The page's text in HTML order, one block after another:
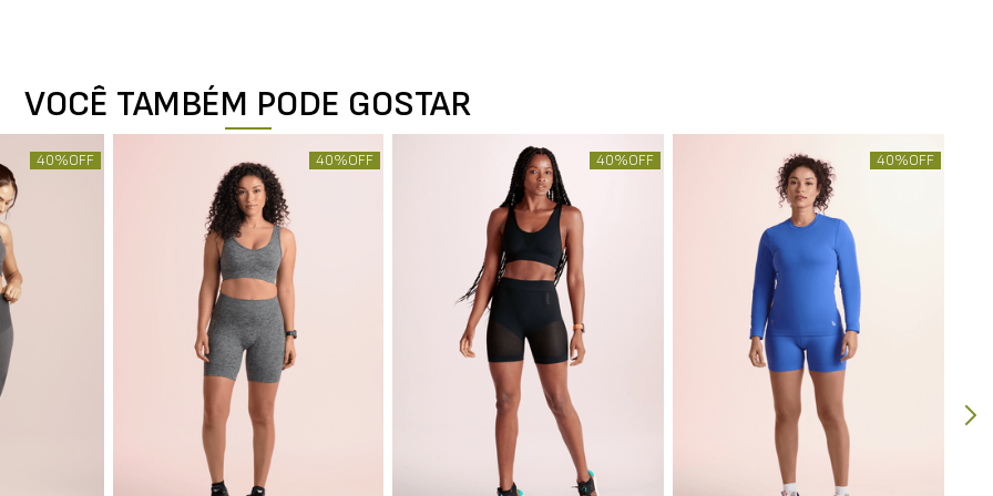
VOCÊ TAMBÉM PODE GOSTAR
40%OFF 40%OFF 40%OFF 40%OFF